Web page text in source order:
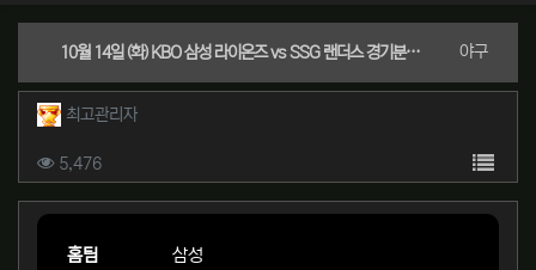
10월 14일 (화) KBO 삼성 라이온즈 vs SSG 랜더스 경기분석 | 실시간 스포츠중계 야구분류
작성자 정보
최고관리자작성
컨텐츠 정보
5,476조회 목록
본문
홈팀
삼성